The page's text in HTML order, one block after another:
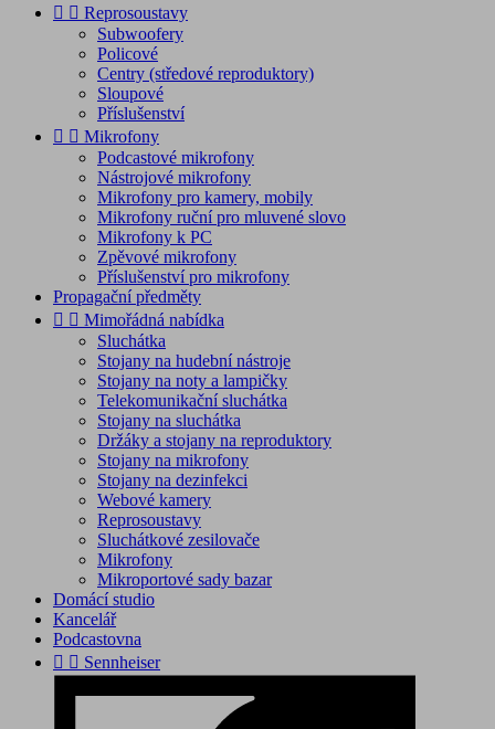
  Reprosoustavy
Subwoofery
Policové
Centry (středové reproduktory)
Sloupové
Příslušenství
  Mikrofony
Podcastové mikrofony
Nástrojové mikrofony
Mikrofony pro kamery, mobily
Mikrofony ruční pro mluvené slovo
Mikrofony k PC
Zpěvové mikrofony
Příslušenství pro mikrofony
Propagační předměty
  Mimořádná nabídka
Sluchátka
Stojany na hudební nástroje
Stojany na noty a lampičky
Telekomunikační sluchátka
Stojany na sluchátka
Držáky a stojany na reproduktory
Stojany na mikrofony
Stojany na dezinfekci
Webové kamery
Reprosoustavy
Sluchátkové zesilovače
Mikrofony
Mikroportové sady bazar
Domácí studio
Kancelář
Podcastovna
  Sennheiser